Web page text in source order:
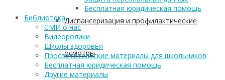
Диспансеризация и профилактические
осмотры
Бесплатная юридическая помощь
Библиотека
СМИ о нас
Видеоролики
Школы здоровья
Просветительские материалы для школьников
Бесплатная юридическая помощь
Другие материалы